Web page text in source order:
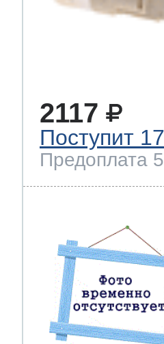
2117
Поступит
Предоплата